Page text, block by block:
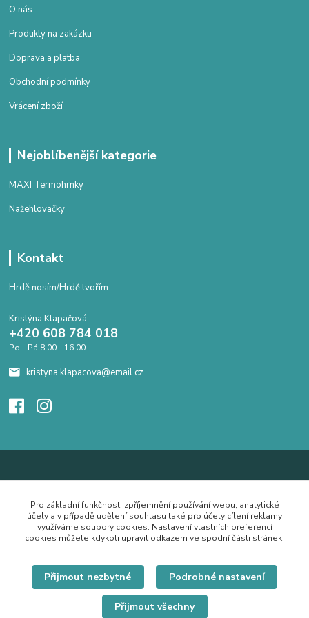
O nás
Produkty na zakázku
Doprava a platba
Obchodní podmínky
Vrácení zboží
Nejoblíbenější kategorie
MAXI Termohrnky
Nažehlovačky
Kontakt
Hrdě nosím/Hrdě tvořím
Kristýna Klapačová
+420 608 784 018
Po - Pá 8.00 - 16.00
kristyna.klapacova@email.cz
Pro základní funkčnost, zpříjemnění používání webu, analytické
účely a v případě udělení souhlasu také pro účely cílení reklamy
využíváme soubory cookies. Nastavení vlastních preferencí
cookies můžete kdykoli upravit odkazem ve spodní části stránek.
Přijmout nezbytné Podrobné nastavení
Přijmout všechny